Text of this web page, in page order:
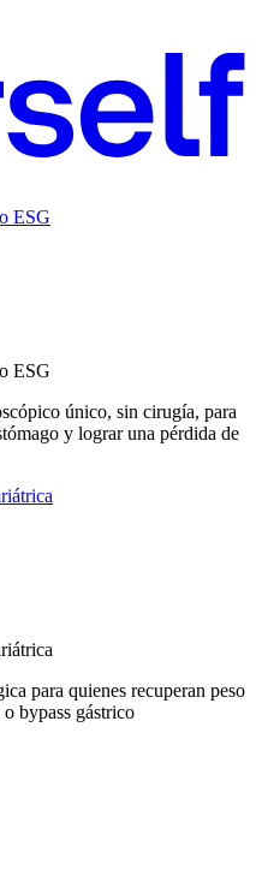
ESG
ESG
único, sin cirugía, para
y lograr una pérdida de
para quienes recuperan peso
bypass gástrico